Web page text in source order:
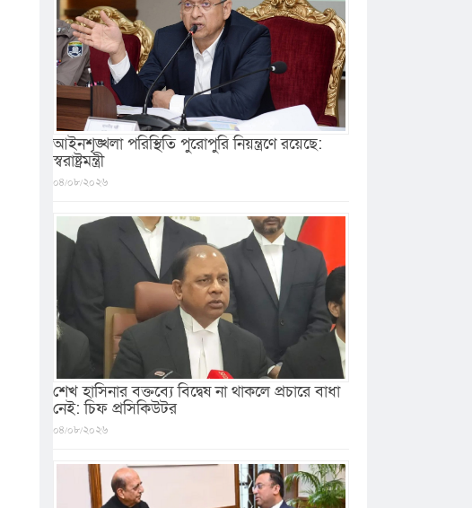
আইনশৃঙ্খলা পরিস্থিতি পুরোপুরি নিয়ন্ত্রণে রয়েছে:
স্বরাষ্ট্রমন্ত্রী
০৪/০৮/২০২৬
শেখ হাসিনার বক্তব্যে বিদ্বেষ না থাকলে প্রচারে বাধা
নেই: চিফ প্রসিকিউটর
০৪/০৮/২০২৬